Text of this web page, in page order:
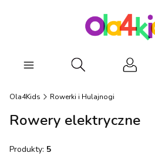
Otwórz wyszukiwarkę
Ola4Kids Rowerki i Hulajnogi
Rowery elektryczne
Produkty: 5